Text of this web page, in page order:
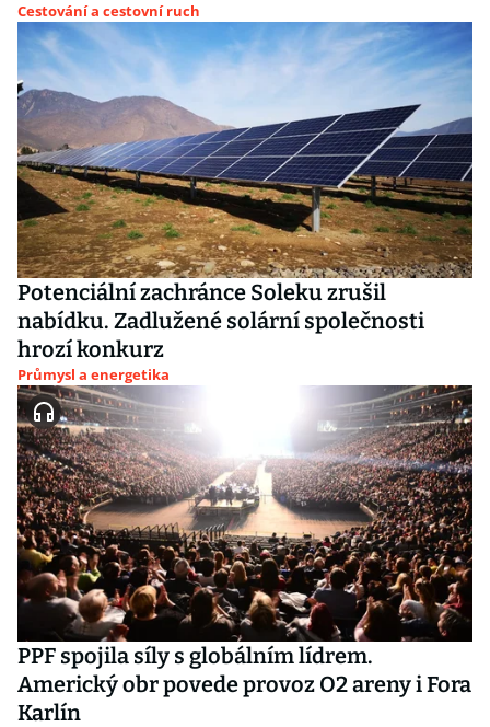
Cestování a cestovní ruch
Potenciální zachránce Soleku zrušil
nabídku. Zadlužené solární společnosti
hrozí konkurz
Průmysl a energetika
PPF spojila síly s globálním lídrem.
Americký obr povede provoz O2 areny i Fora
Karlín